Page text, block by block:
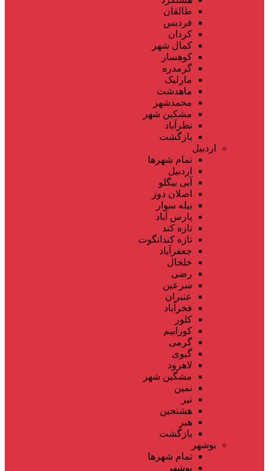
طالقان
فردیس
کردان
کمال شهر
کوهسار
گرمدره
مارلیک
ماهدشت
محمدشهر
مشکین شهر
نظرآباد
بازگشت
اردبیل
تمام شهر‌ها
اردبیل
آبی بیگلو
اصلان دوز
بیله سوار
پارس آباد
تازه کند
تازه کندانگوت
جعفرآباد
خلخال
رضی
سرعین
عنبران
فخرآباد
کلور
کوراییم
گرمی
گیوی
لاهرود
مشگین شهر
نمین
نیر
هشتجین
هیر
بازگشت
بوشهر
تمام شهر‌ها
بوشهر